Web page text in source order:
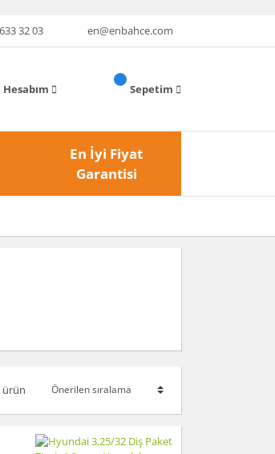
32 03 en@enbahce.com
Hesabım Sepetim
En İyi Fiyat
Garantisi
ürün